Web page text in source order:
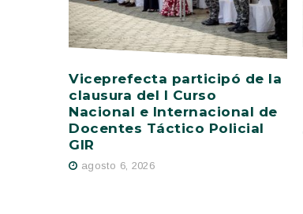
Viceprefecta participó de la
clausura del I Curso
Nacional e Internacional de
Docentes Táctico Policial
GIR
agosto 6, 2026